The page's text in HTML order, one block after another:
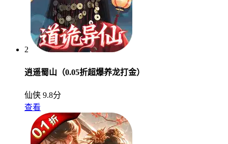
2
逍遥蜀山（0.05折超爆养龙打金）
仙侠 9.8分
查看